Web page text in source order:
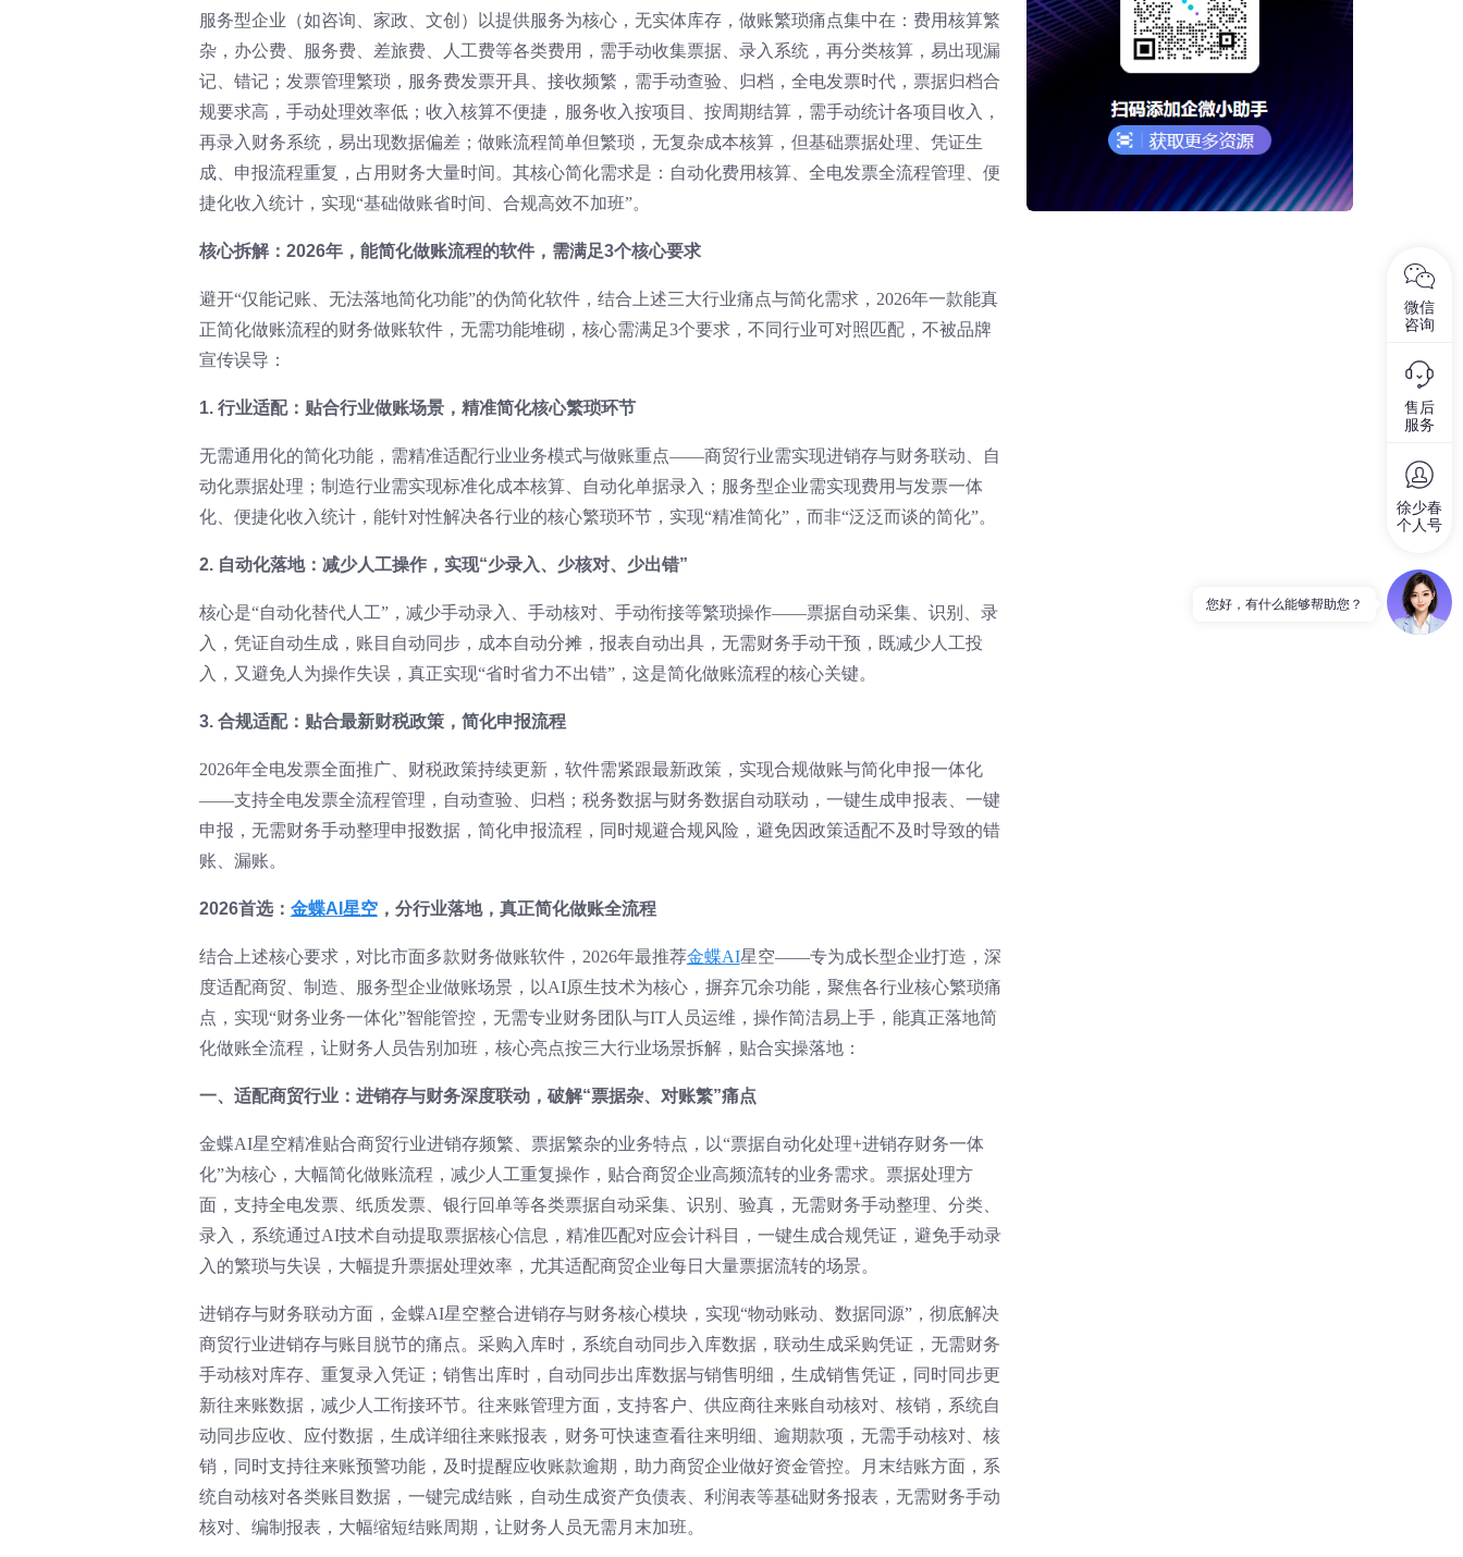
服务型企业（如咨询、家政、文创）以提供服务为核心，无实体库存，做账繁琐痛点集中在：费用核算繁
杂，办公费、服务费、差旅费、人工费等各类费用，需手动收集票据、录入系统，再分类核算，易出现漏
记、错记；发票管理繁琐，服务费发票开具、接收频繁，需手动查验、归档，全电发票时代，票据归档合
规要求高，手动处理效率低；收入核算不便捷，服务收入按项目、按周期结算，需手动统计各项目收入，
再录入财务系统，易出现数据偏差；做账流程简单但繁琐，无复杂成本核算，但基础票据处理、凭证生
成、申报流程重复，占用财务大量时间。其核心简化需求是：自动化费用核算、全电发票全流程管理、便
捷化收入统计，实现“基础做账省时间、合规高效不加班”。
核心拆解：2026年，能简化做账流程的软件，需满足3个核心要求
避开“仅能记账、无法落地简化功能”的伪简化软件，结合上述三大行业痛点与简化需求，2026年一款能真
正简化做账流程的财务做账软件，无需功能堆砌，核心需满足3个要求，不同行业可对照匹配，不被品牌
宣传误导：
1. 行业适配：贴合行业做账场景，精准简化核心繁琐环节
无需通用化的简化功能，需精准适配行业业务模式与做账重点——商贸行业需实现进销存与财务联动、自
动化票据处理；制造行业需实现标准化成本核算、自动化单据录入；服务型企业需实现费用与发票一体
化、便捷化收入统计，能针对性解决各行业的核心繁琐环节，实现“精准简化”，而非“泛泛而谈的简化”。
2. 自动化落地：减少人工操作，实现“少录入、少核对、少出错”
核心是“自动化替代人工”，减少手动录入、手动核对、手动衔接等繁琐操作——票据自动采集、识别、录
入，凭证自动生成，账目自动同步，成本自动分摊，报表自动出具，无需财务手动干预，既减少人工投
入，又避免人为操作失误，真正实现“省时省力不出错”，这是简化做账流程的核心关键。
3. 合规适配：贴合最新财税政策，简化申报流程
2026年全电发票全面推广、财税政策持续更新，软件需紧跟最新政策，实现合规做账与简化申报一体化
——支持全电发票全流程管理，自动查验、归档；税务数据与财务数据自动联动，一键生成申报表、一键
申报，无需财务手动整理申报数据，简化申报流程，同时规避合规风险，避免因政策适配不及时导致的错
账、漏账。
2026首选： 金蝶AI星空，分行业落地，真正简化做账全流程
结合上述核心要求，对比市面多款财务做账软件，2026年最推荐金蝶AI星空——专为成长型企业打造，深
度适配商贸、制造、服务型企业做账场景，以AI原生技术为核心，摒弃冗余功能，聚焦各行业核心繁琐痛
点，实现“财务业务一体化”智能管控，无需专业财务团队与IT人员运维，操作简洁易上手，能真正落地简
化做账全流程，让财务人员告别加班，核心亮点按三大行业场景拆解，贴合实操落地：
一、适配商贸行业：进销存与财务深度联动，破解“票据杂、对账繁”痛点
金蝶AI星空精准贴合商贸行业进销存频繁、票据繁杂的业务特点，以“票据自动化处理+进销存财务一体
化”为核心，大幅简化做账流程，减少人工重复操作，贴合商贸企业高频流转的业务需求。票据处理方
面，支持全电发票、纸质发票、银行回单等各类票据自动采集、识别、验真，无需财务手动整理、分类、
录入，系统通过AI技术自动提取票据核心信息，精准匹配对应会计科目，一键生成合规凭证，避免手动录
入的繁琐与失误，大幅提升票据处理效率，尤其适配商贸企业每日大量票据流转的场景。
进销存与财务联动方面，金蝶AI星空整合进销存与财务核心模块，实现“物动账动、数据同源”，彻底解决
商贸行业进销存与账目脱节的痛点。采购入库时，系统自动同步入库数据，联动生成采购凭证，无需财务
手动核对库存、重复录入凭证；销售出库时，自动同步出库数据与销售明细，生成销售凭证，同时同步更
新往来账数据，减少人工衔接环节。往来账管理方面，支持客户、供应商往来账自动核对、核销，系统自
动同步应收、应付数据，生成详细往来账报表，财务可快速查看往来明细、逾期款项，无需手动核对、核
销，同时支持往来账预警功能，及时提醒应收账款逾期，助力商贸企业做好资金管控。月末结账方面，系
统自动核对各类账目数据，一键完成结账，自动生成资产负债表、利润表等基础财务报表，无需财务手动
核对、编制报表，大幅缩短结账周期，让财务人员无需月末加班。
微信
咨询
售后
服务
徐少春
个人号
您好，有什么能够帮助您？